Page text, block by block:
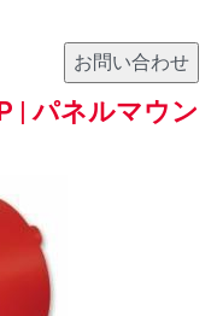
| パネルマウン